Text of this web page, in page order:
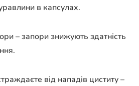
в капсулах.
– запори знижують здатність
від нападів циститу –